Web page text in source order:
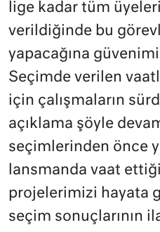
lige kadar tüm
verildiğinde bu
yapacağına
Seçimde verilen
için çalışmaların
açıklama şöyle
seçimlerinden önce
lansmanda vaat
projelerimizi hayata
seçim sonuçlarının